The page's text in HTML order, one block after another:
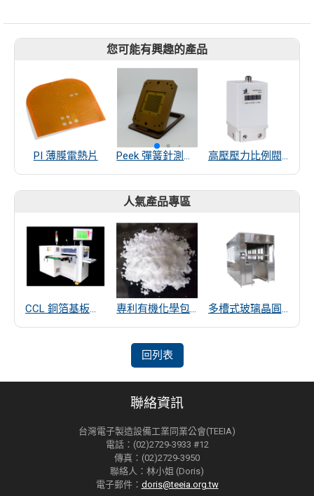
您可能有興趣的產品
PI 薄膜電熱片 Peek 彈簧針測試座 高壓壓力比例閥(0~100bar)
人氣產品專區
CCL 銅箔基板厚度量測 專利有機化學包覆SiO2遠紅外線散熱粒子 多槽式玻璃晶圓清洗機
回列表
聯絡資訊
台灣電子製造設備工業同業公會(TEEIA)
電話：(02)2729-3933 #12
傳真：(02)2729-3950
聯絡人：林小姐 (Doris)
電子郵件： doris@teeia.org.tw